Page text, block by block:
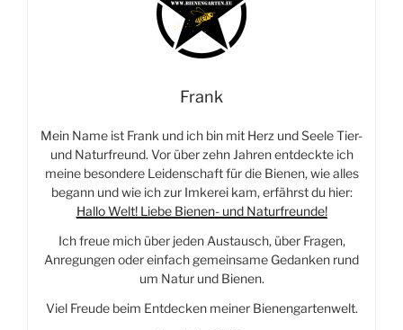
Frank
Mein Name ist Frank und ich bin mit Herz und Seele Tier-
und Naturfreund. Vor über zehn Jahren entdeckte ich
meine besondere Leidenschaft für die Bienen, wie alles
begann und wie ich zur Imkerei kam, erfährst du hier:
Hallo Welt! Liebe Bienen- und Naturfreunde!
Ich freue mich über jeden Austausch, über Fragen,
Anregungen oder einfach gemeinsame Gedanken rund
um Natur und Bienen.
Viel Freude beim Entdecken meiner Bienengartenwelt.